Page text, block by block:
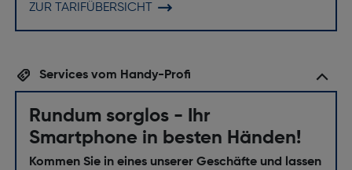
ZUR TARIFÜBERSICHT
Services vom Handy-Profi
Rundum sorglos - Ihr
Smartphone in besten Händen!
Kommen Sie in eines unserer Geschäfte und lassen